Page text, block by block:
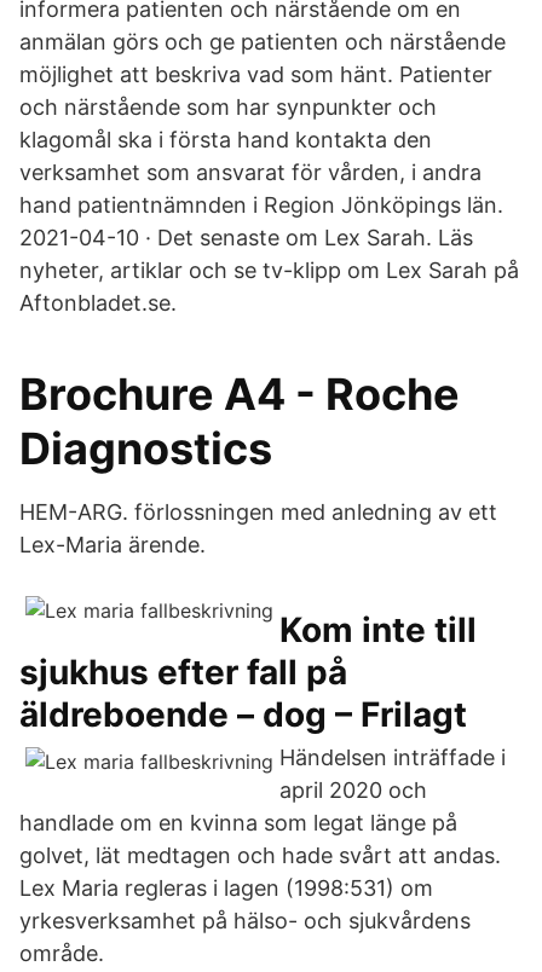
informera patienten och närstående om en
anmälan görs och ge patienten och närstående
möjlighet att beskriva vad som hänt. Patienter
och närstående som har synpunkter och
klagomål ska i första hand kontakta den
verksamhet som ansvarat för vården, i andra
hand patientnämnden i Region Jönköpings län.
2021-04-10 · Det senaste om Lex Sarah. Läs
nyheter, artiklar och se tv-klipp om Lex Sarah på
Aftonbladet.se.
Brochure A4 - Roche
Diagnostics
HEM-ARG. förlossningen med anledning av ett
Lex-Maria ärende.
Kom inte till
sjukhus efter fall på
äldreboende – dog – Frilagt
Händelsen inträffade i
april 2020 och
handlade om en kvinna som legat länge på
golvet, lät medtagen och hade svårt att andas.
Lex Maria regleras i lagen (1998:531) om
yrkesverksamhet på hälso- och sjukvårdens
område.